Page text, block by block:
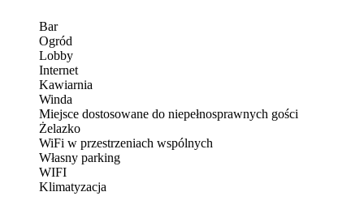
Bar
Ogród
Lobby
Internet
Kawiarnia
Winda
Miejsce dostosowane do niepełnosprawnych gości
Żelazko
WiFi w przestrzeniach wspólnych
Własny parking
WIFI
Klimatyzacja